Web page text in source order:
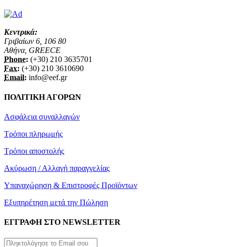
Κεντρικά:
Γριβαίων 6, 106 80
Αθήνα, GREECE
Phone: (+30) 210 3635701
Fax: (+30) 210 3610690
Email: info@eef.gr
ΠΟΛΙΤΙΚΗ ΑΓΟΡΩΝ
Ασφάλεια συναλλαγών
Τρόποι πληρωμής
Τρόποι αποστολής
Ακύρωση / Αλλαγή παραγγελίας
Υπαναχώρηση & Επιστροφές Προϊόντων
Εξυπηρέτηση μετά την Πώληση
ΕΓΓΡΑΦΗ ΣΤΟ NEWSLETTER